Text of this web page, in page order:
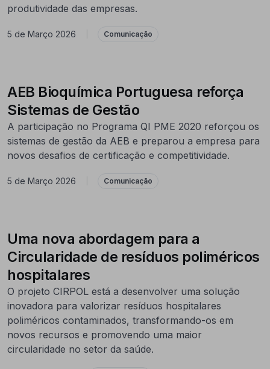
produtividade das empresas.
5 de Março 2026 Comunicação
AEB Bioquímica Portuguesa reforça
Sistemas de Gestão
A participação no Programa QI PME 2020 reforçou os
sistemas de gestão da AEB e preparou a empresa para
novos desafios de certificação e competitividade.
5 de Março 2026 Comunicação
Uma nova abordagem para a
Circularidade de resíduos poliméricos
hospitalares
O projeto CIRPOL está a desenvolver uma solução
inovadora para valorizar resíduos hospitalares
poliméricos contaminados, transformando-os em
novos recursos e promovendo uma maior
circularidade no setor da saúde.